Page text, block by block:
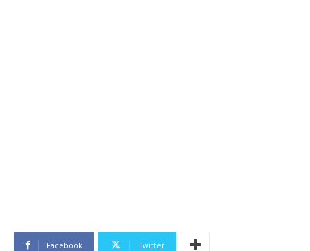
Facebook Twitter